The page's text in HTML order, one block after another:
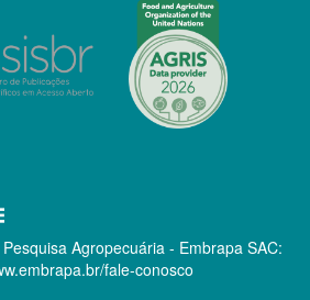
Agropecuária - Embrapa SAC:
fale-conosco